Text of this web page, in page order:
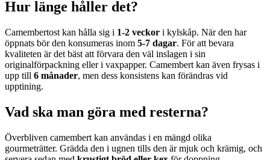
Hur länge håller det?
Camembertost kan hålla sig i 1-2 veckor i kylskåp. När den har
öppnats bör den konsumeras inom 5-7 dagar. För att bevara
kvaliteten är det bäst att förvara den väl inslagen i sin
originalförpackning eller i vaxpapper. Camembert kan även frysas i
upp till 6 månader, men dess konsistens kan förändras vid
upptining.
Vad ska man göra med resterna?
Överbliven camembert kan användas i en mängd olika
gourmeträtter. Grädda den i ugnen tills den är mjuk och krämig, och